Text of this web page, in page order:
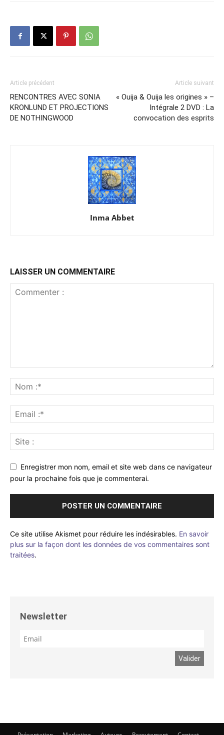
Article précédent
RENCONTRES AVEC SONIA
KRONLUND ET PROJECTIONS
DE NOTHINGWOOD
Article suivant
« Ouija & Ouija les origines » –
Intégrale 2 DVD : La
convocation des esprits
Inma Abbet
LAISSER UN COMMENTAIRE
Enregistrer mon nom, email et site web dans ce navigateur
pour la prochaine fois que je commenterai.
Ce site utilise Akismet pour réduire les indésirables. En savoir
plus sur la façon dont les données de vos commentaires sont
traitées.
Newsletter